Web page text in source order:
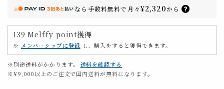
なら 手数料無料で 月々¥2,320から
139 Melffy point獲得
※ メンバーシップに登録 し、購入をすると獲得できます。
※別途送料がかかります。
送料を確認する
※¥9,000以上のご注文で国内送料が無料になります。